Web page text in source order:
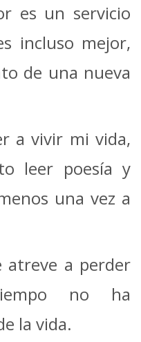
es un servicio
incluso mejor,
de una nueva
a vivir mi vida,
leer poesía y
una vez a
atreve a perder
no ha
la vida.